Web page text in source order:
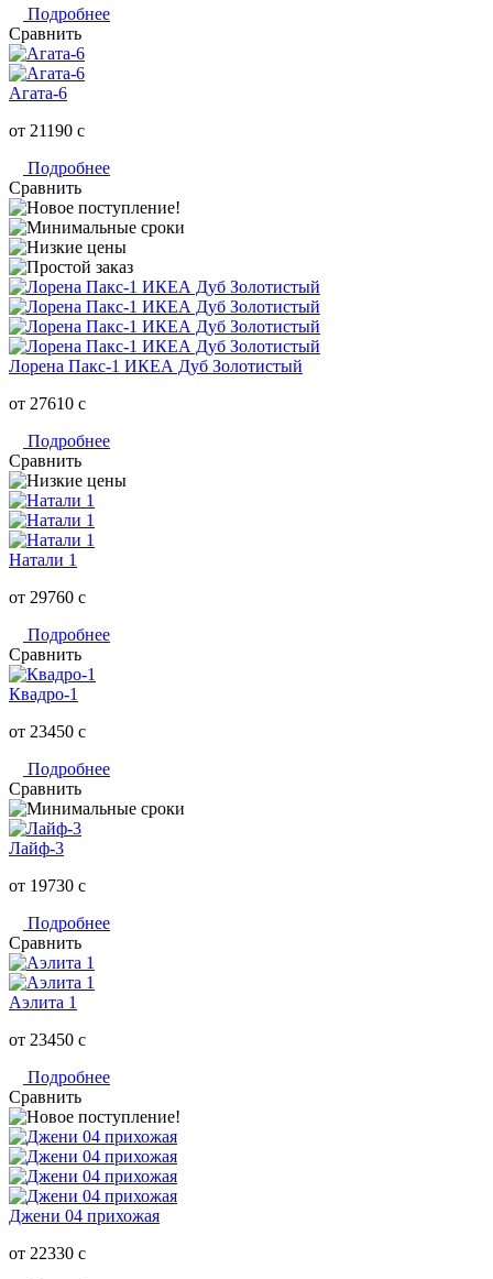
Подробнее
Сравнить
Агата-6
от 21190 c
Подробнее
Сравнить
Лорена Пакс-1 ИКЕА Дуб Золотистый
от 27610 c
Подробнее
Сравнить
Натали 1
от 29760 c
Подробнее
Сравнить
Квадро-1
от 23450 c
Подробнее
Сравнить
Лайф-3
от 19730 c
Подробнее
Сравнить
Аэлита 1
от 23450 c
Подробнее
Сравнить
Джени 04 прихожая
от 22330 c